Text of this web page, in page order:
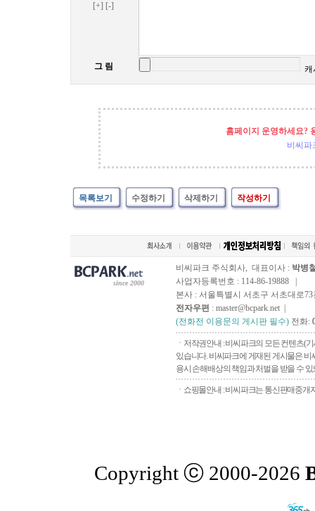
[+] [-]
그 림 캐
홈페이지 운영하세요?
비씨파
목록보기 수정하기 삭제하기 작성하기
since 2000
비씨파크 주식회사, 대표이사 : 박병
사업자등록번호 : 114-86-19888 |
본사 : 서울특별시 서초구 서초대로73
전자우편 : master@bcpark.net |
(전화전 이용문의 게시판 필수) 전화:
ㆍ저작권안내 : 비씨파크의 모든 컨텐츠(
있습니다. 비씨파크에 게재된 게시물은
용시 손해배상의 책임과 처벌을 받을 수
ㆍ쇼핑몰안내 : 비씨파크는 통신판매중개
Copyright ⓒ 2000-2026